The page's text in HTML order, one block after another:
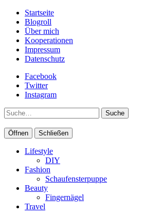
Startseite
Blogroll
Über mich
Kooperationen
Impressum
Datenschutz
Facebook
Twitter
Instagram
Suche
Öffnen Schließen
Lifestyle
DIY
Fashion
Schaufensterpuppe
Beauty
Fingernägel
Travel